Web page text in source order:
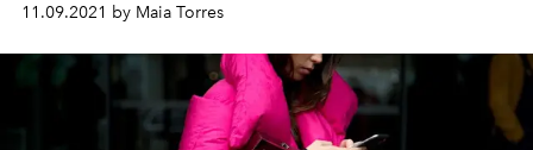
11.09.2021 by Maia Torres